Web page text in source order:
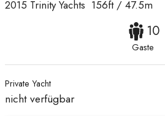
2015 Trinity Yachts 156ft/ 47.5m
10
Gaste
Private Yacht
nicht verfügbar